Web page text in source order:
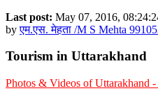
Last post: May 07, 2016,
byएम.एस. मेहता /M S Mehta
Tourism in Uttarakhand
Photos & Videos of Uttarakhand -